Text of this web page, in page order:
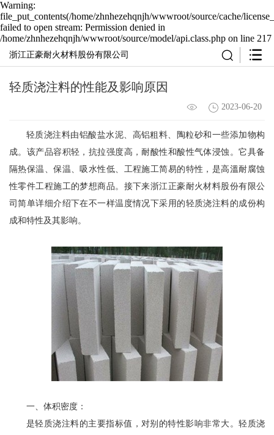
Warning:
file_put_contents(/home/zhnhezehqnjh/wwwroot/source/cache/
failed to open stream: Permission denied in
/home/zhnhezehqnjh/wwwroot/source/model/api.class.php on line 217
浙江正豪耐火材料股份有限公司
轻质浇注料的性能及影响原因
2023-06-20
轻质浇注料由铝酸盐水泥、高铝粗料、陶粒砂和一些添加物构
成。该产品容积轻，抗拉强度高，耐酸性和酸性气体浸蚀。它具备
隔热保温、保温、吸水性低、工程施工简易的特性，是高溫耐腐蚀
性零件工程施工的梦想商品。接下来浙江正豪耐火材料股份有限公
司简单详细介绍下在不一样温度情况下采用的轻质浇注料的成份构
成和特性及其影响。
一、体积密度：
是轻质浇注料的主要指标值，对别的特性影响非常大。轻质浇